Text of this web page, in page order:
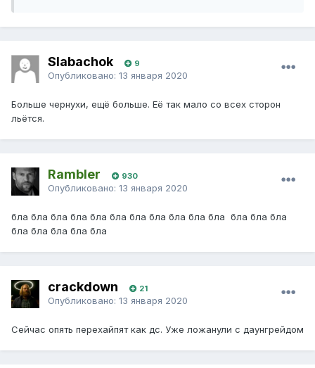
Slabachok 9
Опубликовано: 13 января 2020
Больше чернухи, ещё больше. Её так мало со всех сторон
льётся.
Rambler 930
Опубликовано: 13 января 2020
бла бла бла бла бла бла бла бла бла бла бла бла бла бла
бла бла бла бла бла
crackdown 21
Опубликовано: 13 января 2020
Сейчас опять перехайпят как дс. Уже ложанули с даунгрейдом